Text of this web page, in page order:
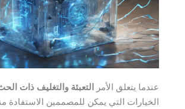
عندما يتعلق الأمر
التعبئة والتغليف ذات
الخيارات التي يمكن للمصممين الاستفادة